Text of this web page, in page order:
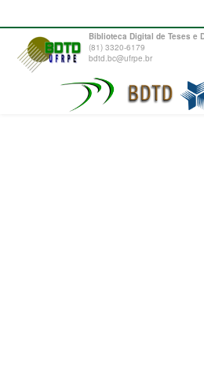
Biblioteca Digital de Teses e
(81) 3320-6179
bdtd.bc@ufrpe.br